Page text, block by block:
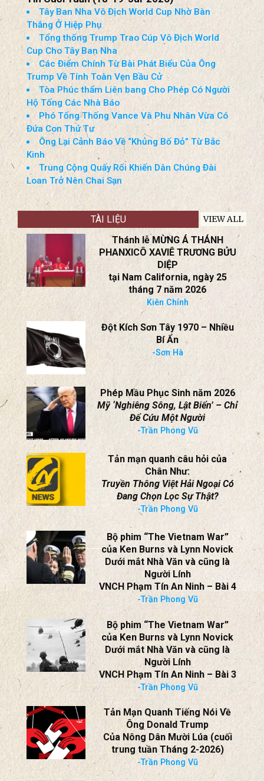
Tây Ban Nha Vô Địch World Cup Nhờ Bàn
Thắng Ở Hiệp Phụ
Tổng thống Trump Trao Cúp Vô Địch World
Cup Cho Tây Ban Nha
Các Điểm Chính Từ Bài Phát Biểu Của Ông
Trump Về Tính Toàn Vẹn Bầu Cử
Tòa Phúc thẩm Liên bang Cho Phép Có Người
Hộ Tống Các Nhà Báo
Phó Tổng Thống Vance Và Phu Nhân Vừa Có
Đứa Con Thứ Tư
Ông Lại Cảnh Báo Về “Khủng Bố Đỏ” Từ Bắc
Kinh
Trung Cộng Quấy Rối Khiến Dân Chúng Đài
Loan Trở Nên Chai Sạn
TÀI LIỆU VIEW ALL
Thánh lễ MỪNG Á THÁNH
PHANXICÔ XAVIÊ TRƯƠNG BỬU
DIỆP
tại Nam California, ngày 25
tháng 7 năm 2026
Kiên Chính
Đột Kích Sơn Tây 1970 – Nhiều
Bí Ẩn
-Sơn Hà
Phép Mầu Phục Sinh năm 2026
Mỹ ‘Nghiêng Sông, Lật Biển’ – Chỉ
Để Cứu Một Người
-Trần Phong Vũ
Tản mạn quanh câu hỏi của
Chân Như:
Truyền Thông Việt Hải Ngoại Có
Đang Chọn Lọc Sự Thật?
-Trần Phong Vũ
Bộ phim “The Vietnam War”
của Ken Burns và Lynn Novick
Dưới mắt Nhà Văn và cũng là
Người Lính
VNCH Phạm Tín An Ninh – Bài 4
-Trần Phong Vũ
Bộ phim “The Vietnam War”
của Ken Burns và Lynn Novick
Dưới mắt Nhà Văn và cũng là
Người Lính
VNCH Phạm Tín An Ninh – Bài 3
-Trần Phong Vũ
Tản Mạn Quanh Tiếng Nói Về
Ông Donald Trump
Của Nông Dân Mười Lúa (cuối
trung tuần Tháng 2-2026)
-Trần Phong Vũ